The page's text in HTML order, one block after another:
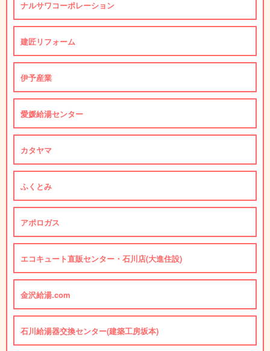
ナルサワコーポレーション
建匠リフォーム
伊予産業
愛媛給湯センター
カタヤマ
ふくとみ
アポロガス
エコキュート直販センター・石川店(大進住設)
金沢給湯.com
石川給湯器交換センター(建築工房坂本)